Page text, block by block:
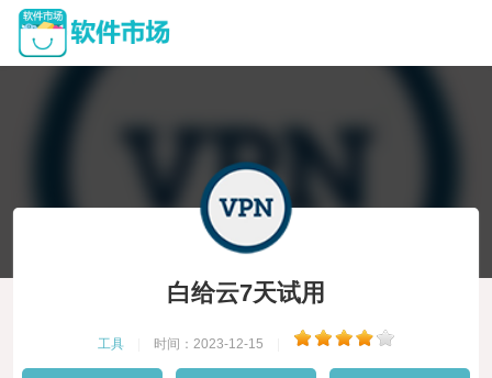
白给云7天试用
工具 时间：2023-12-15